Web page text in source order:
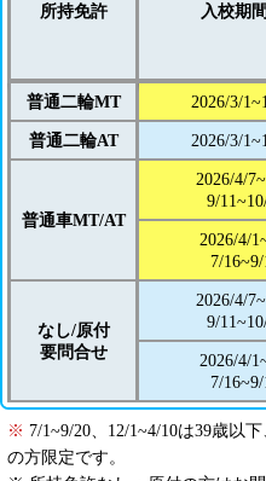
所持免許 入校期
普通二輪MT 2026/3/
普通二輪AT
2026/3/
普通車MT/AT
2026/4/
9/
2026/4/
7/
なし/原付
要問合せ
2026/4/
9/
2026/4/
7/
※ 7/1~9/20、12/1~4/10は39歳以
の方限定です。